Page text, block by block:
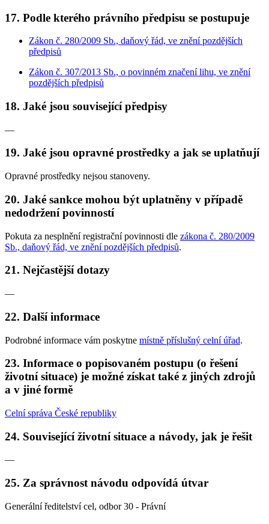
17. Podle kterého právního předpisu se postupuje
Zákon č. 280/2009 Sb., daňový řád, ve znění pozdějších
předpisů
Zákon č. 307/2013 Sb., o povinném značení lihu, ve znění
pozdějších předpisů
18. Jaké jsou související předpisy
—
19. Jaké jsou opravné prostředky a jak se uplatňují
Opravné prostředky nejsou stanoveny.
20. Jaké sankce mohou být uplatněny v případě
nedodržení povinností
Pokuta za nesplnění registrační povinnosti dle zákona č. 280/2009
Sb., daňový řád, ve znění pozdějších předpisů.
21. Nejčastější dotazy
—
22. Další informace
Podrobné informace vám poskytne místně příslušný celní úřad.
23. Informace o popisovaném postupu (o řešení
životní situace) je možné získat také z jiných zdrojů
a v jiné formě
Celní správa České republiky
24. Související životní situace a návody, jak je řešit
—
25. Za správnost návodu odpovídá útvar
Generální ředitelství cel, odbor 30 - Právní